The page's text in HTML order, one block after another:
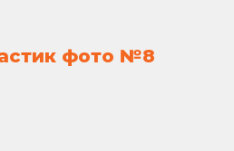
фото №8